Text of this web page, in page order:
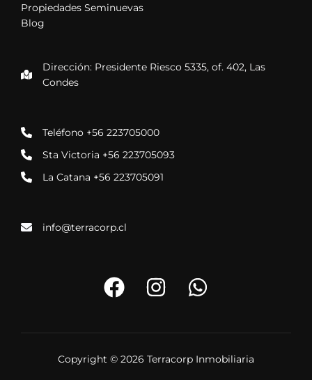
Propiedades Seminuevas
Blog
Dirección: Presidente Riesco 5335, of. 402, Las
Condes
Teléfono +56 223705000
Sta Victoria +56 223705093
La Catana +56 223705091
info@terracorp.cl
Copyright © 2026 Terracorp Inmobiliaria